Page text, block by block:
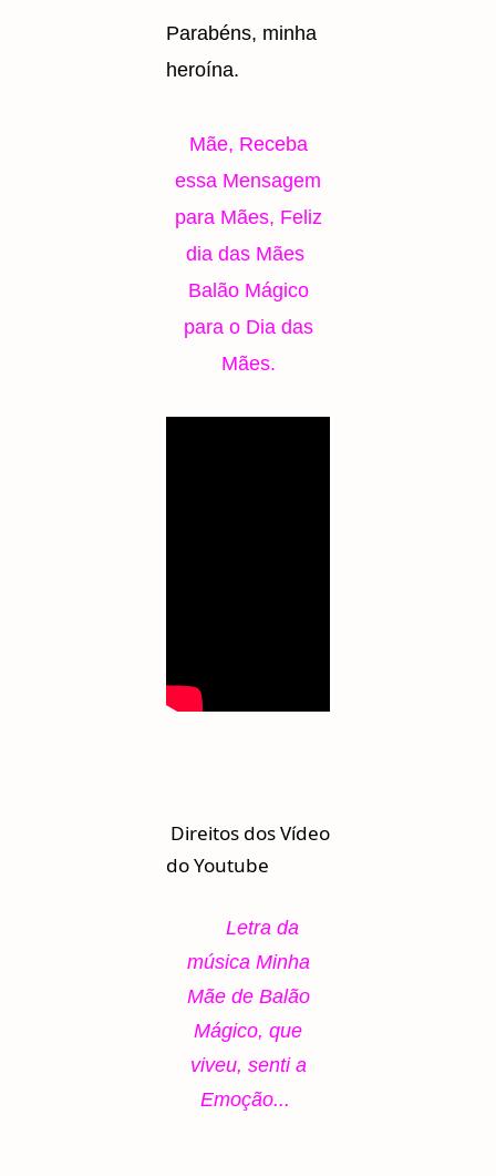
Parabéns, minha
heroína.
Mãe, Receba
essa Mensagem
para Mães, Feliz
dia das Mães
Balão Mágico
para o Dia das
Mães.
Direitos dos Vídeo
do Youtube
Letra da
música Minha
Mãe de Balão
Mágico, que
viveu, senti a
Emoção...